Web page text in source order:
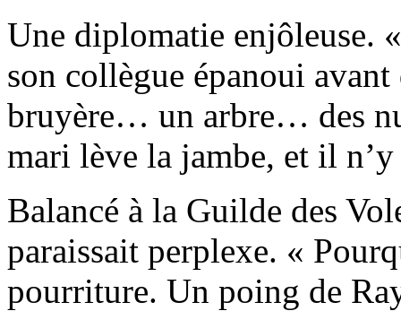
Une diplomatie enjôleuse.
son collègue épanoui
bruyère… un arbre… des
mari lève la jambe, et il
Balancé à la Guilde des
paraissait perplexe. «
pourriture. Un poing de